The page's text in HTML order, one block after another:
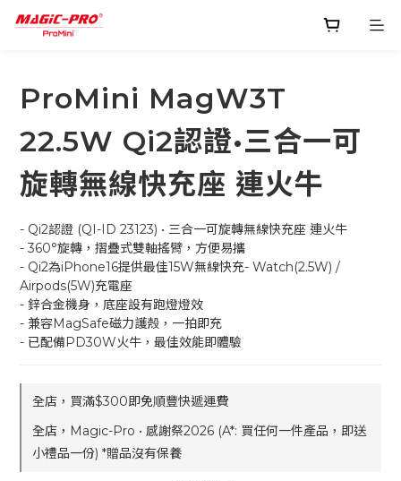
ProMini MagW3T
22.5W Qi2認證•三合一可
旋轉無線快充座 連火牛
- Qi2認證 (QI-ID 23123) • 三合一可旋轉無線快充座 連火牛
- 360°旋轉，摺疊式雙軸搖臂，方便易攜
- Qi2為iPhone16提供最佳15W無線快充- Watch(2.5W) /
Airpods(5W)充電座
- 鋅合金機身，底座設有跑燈燈效
- 兼容MagSafe磁力護殼，一拍即充
- 已配備PD30W火牛，最佳效能即體驗
全店，買滿$300即免順豐快遞運費
全店，Magic-Pro • 感謝祭2026 (A*: 買任何一件產品，即送
小禮品一份) *贈品沒有保養